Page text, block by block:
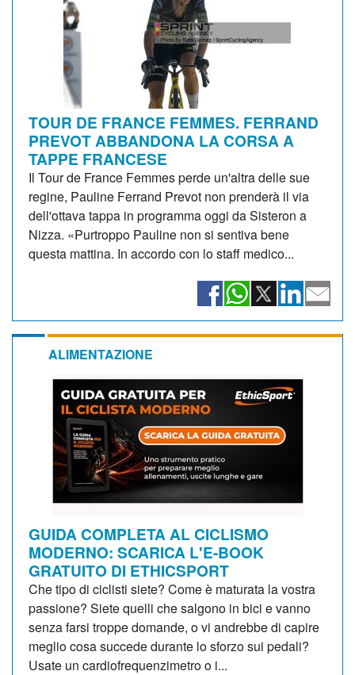
TOUR DE FRANCE FEMMES. FERRAND
PREVOT ABBANDONA LA CORSA A
TAPPE FRANCESE
Il Tour de France Femmes perde un'altra delle sue
regine, Pauline Ferrand Prevot non prenderà il via
dell'ottava tappa in programma oggi da Sisteron a
Nizza. «Purtroppo Pauline non si sentiva bene
questa mattina. In accordo con lo staff medico...
ALIMENTAZIONE
GUIDA COMPLETA AL CICLISMO
MODERNO: SCARICA L'E-BOOK
GRATUITO DI ETHICSPORT
Che tipo di ciclisti siete? Come è maturata la vostra
passione? Siete quelli che salgono in bici e vanno
senza farsi troppe domande, o vi andrebbe di capire
meglio cosa succede durante lo sforzo sui pedali?
Usate un cardiofrequenzimetro o i...